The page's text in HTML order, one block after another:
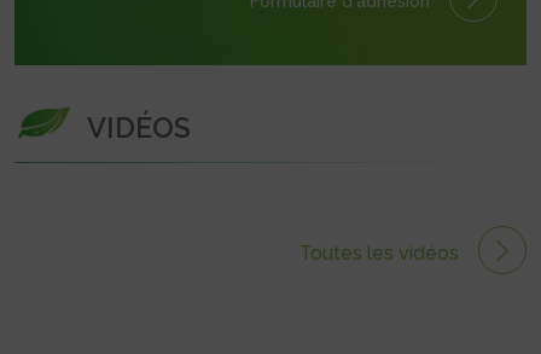
VIDÉOS
Toutes les vidéos